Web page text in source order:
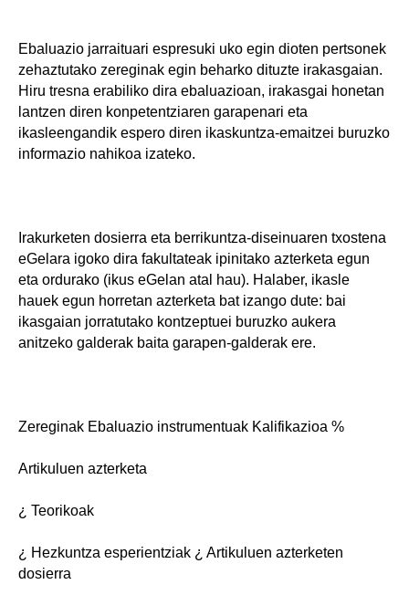
Ebaluazio jarraituari espresuki uko egin dioten pertsonek
zehaztutako zereginak egin beharko dituzte irakasgaian.
Hiru tresna erabiliko dira ebaluazioan, irakasgai honetan
lantzen diren konpetentziaren garapenari eta
ikasleengandik espero diren ikaskuntza-emaitzei buruzko
informazio nahikoa izateko.
Irakurketen dosierra eta berrikuntza-diseinuaren txostena
eGelara igoko dira fakultateak ipinitako azterketa egun
eta ordurako (ikus eGelan atal hau). Halaber, ikasle
hauek egun horretan azterketa bat izango dute: bai
ikasgaian jorratutako kontzeptuei buruzko aukera
anitzeko galderak baita garapen-galderak ere.
Zereginak Ebaluazio instrumentuak Kalifikazioa %
Artikuluen azterketa
¿ Teorikoak
¿ Hezkuntza esperientziak ¿ Artikuluen azterketen
dosierra